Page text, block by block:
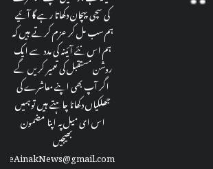
کی سچی پہچان دکھاتا رہے گا آئیے
ہم سب مل کر عزم کرتے ہیں کہ
ہم اس نئے آئینہ کی مدد سے ایک
روشن مستقبل کی تعمیر کریں گے
اگر آپ بھی اپنے معاشرے کی
جھلکیاں دکھانا چاہتے ہیں توہمیں
اس ای میل پہ اپنا مضمون
بھیجیں
theAinakNews@gmail.com